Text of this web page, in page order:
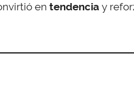
en tendencia y